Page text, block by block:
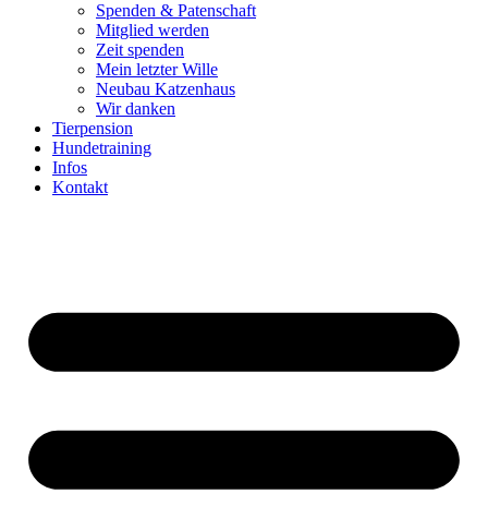
Spenden & Patenschaft
Mitglied werden
Zeit spenden
Mein letzter Wille
Neubau Katzenhaus
Wir danken
Tierpension
Hundetraining
Infos
Kontakt